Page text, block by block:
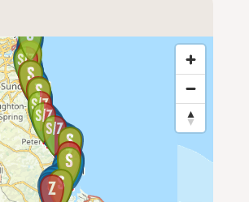
1
2
3
5
6
1
2
3
45
6
1
2
3
4
5
1
23
4
5
6
7
1
2
3
4
5
6
1
2
3
45
1
23
45
6
71
23
456
7
1
2
3
4
5
6
7
8
1
2
3
4
5
1
2
3
4
5
6
7
1
2
3
4
5
6